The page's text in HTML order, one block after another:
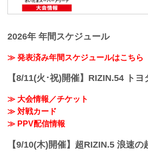
Yogibo presents
／14:00開始（予定）
RIZIN FFオフィシ
終了予定時間
20:00〜21:00頃
JR京浜東北線・JR
宮線・高崎線）「さ
2026年 年間スケジュール
≫ 発表済み年間スケジュールはこちら
【8/11(火･祝)開催】RIZIN.54 ト
≫ 大会情報／チケット
≫ 対戦カード
≫ PPV配信情報
【9/10(木)開催】超RIZIN.5 浪速の